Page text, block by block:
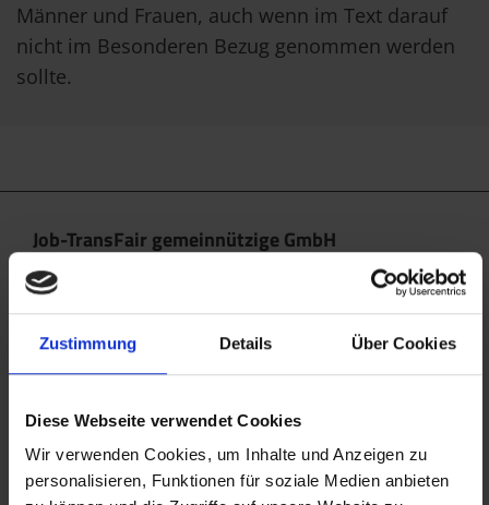
Zustimmung Details Über Cookies
Diese Webseite verwendet Cookies
Wir verwenden Cookies, um Inhalte und Anzeigen zu
personalisieren, Funktionen für soziale Medien anbieten
Männer und Frauen, auch wenn im Text darauf
nicht im Besonderen Bezug genommen werden
sollte.
Job-TransFair gemeinnützige GmbH
Linke Wienzeile 10/21 (Zentrale)
1060 Wien
office@jobtransfair.at
+43 1 585 39 91
Die Inhalte unserer Webseite können Spuren von KI
enthalten. Nähere Details entnehmen Sie bitte
unseremKI Manifest